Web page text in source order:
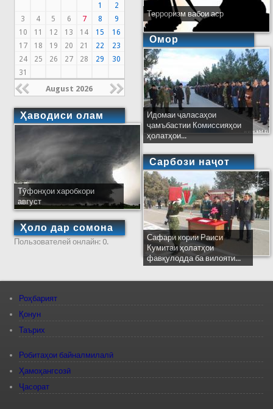
1
2
3
4 5 6 7 8
9
10
11 12 13 14 15
16
17
18 19 20 21 22
23
24
25 26 27 28 29
30
31
August 2026
Ҳаводиси олам
Тӯфонҳои харобкори
август
Ҳоло дар сомона
Пользователей онлайн: 0.
Терроризм вабои аср
Омор
Идомаи ҷаласаҳои
ҷамъбастии Комиссияҳои
ҳолатҳои...
Сарбози наҷот
Сафари кории Раиси
Кумитаи ҳолатҳои
фавқулодда ба вилояти...
Роҳбарият
Қонун
Таърих
Робитаҳои байналмилалӣ
Ҳамоҳангсозӣ
Ҷасорат